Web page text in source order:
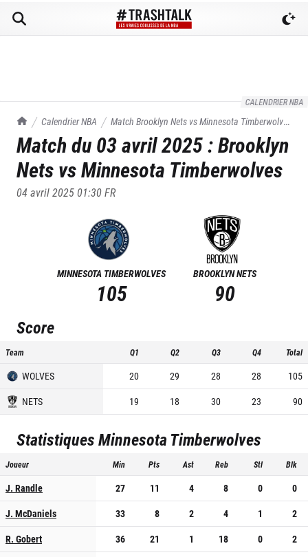
CALENDRIER NBA
TrashTalk Actu NBA
Calendrier NBA Match Brooklyn Nets vsMinnesota Timberwolves
du 03/04/2025
Match du 03 avril 2025:Brooklyn
Nets vsMinnesota Timberwolves
04 avril 2025 01:30FR
MINNESOTA TIMBERWOLVES
105
BROOKLYN NETS
90
Score
Team Q1 Q2 Q3 Q4 Total
WOLVES 20 29 28 28
105
NETS
19 18 30 23 90
StatistiquesMinnesota Timberwolves
Joueur Min Pts Ast Reb Stl Blk
J. Randle 27 11 4 8 0
0
J. McDaniels
33 8 2 4 1
2
R. Gobert
36 21 1 18 0
2